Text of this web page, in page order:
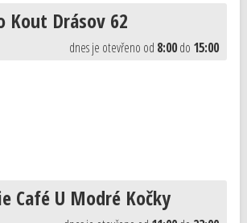
Kout Drásov 62
dnes je otevřeno od 8:00do 15:00
Café U Modré Kočky